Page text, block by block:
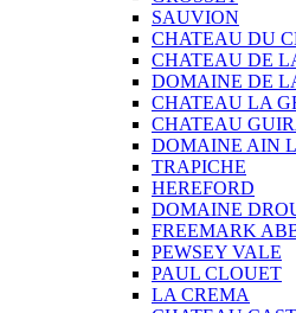
SAUVION
CHATEAU DU
CHATEAU DE
DOMAINE DE
CHATEAU LA
CHATEAU
DOMAINE AIN
TRAPICHE
HEREFORD
DOMAINE
FREEMARK
PEWSEY VALE
PAUL CLOUET
LA CREMA